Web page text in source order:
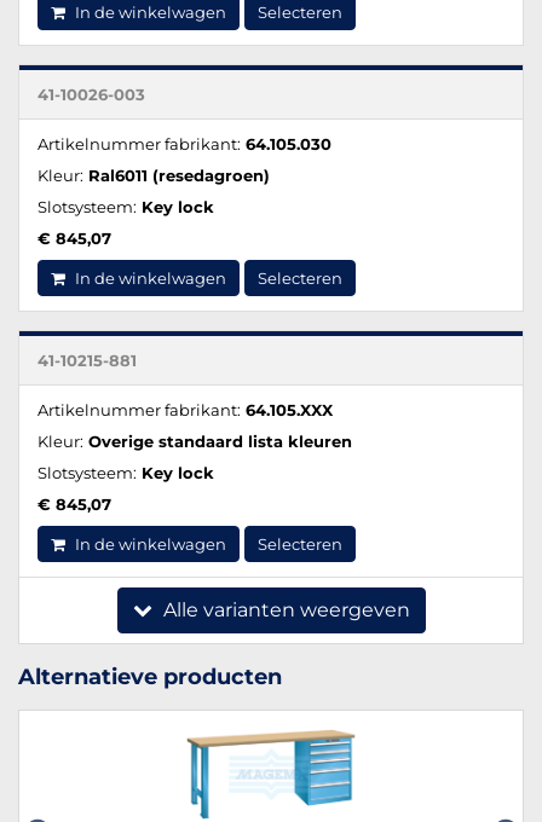
In de winkelwagen Selecteren
41-10026-003
Artikelnummer fabrikant: 64.105.030
Kleur: Ral6011 (resedagroen)
Slotsysteem: Key lock
€ 845,07
In de winkelwagen Selecteren
41-10215-881
Artikelnummer fabrikant: 64.105.XXX
Kleur: Overige standaard lista kleuren
Slotsysteem: Key lock
€ 845,07
In de winkelwagen Selecteren
Alle varianten weergeven
Alternatieve producten